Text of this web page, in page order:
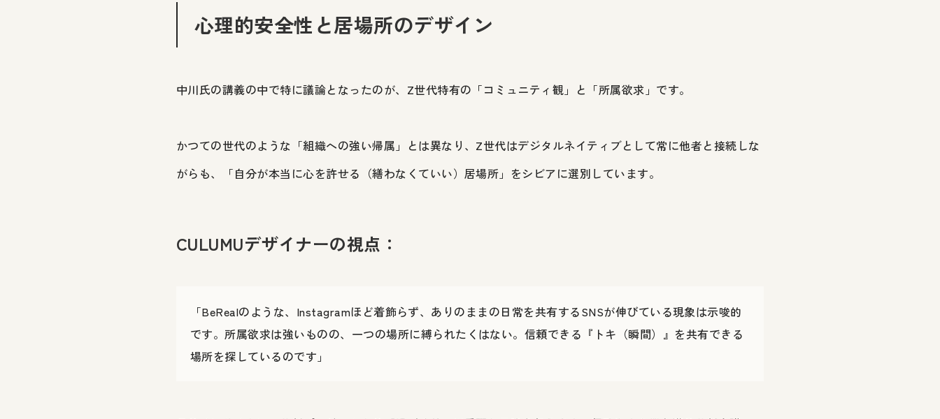
心理的安全性と居場所のデザイン
中川氏の講義の中で特に議論となったのが、Z世代特有の「コミュニティ観」と「所属欲求」です。
かつての世代のような「組織への強い帰属」とは異なり、Z世代はデジタルネイティブとして常に他者と接続しな
がらも、「自分が本当に心を許せる（繕わなくていい）居場所」をシビアに選別しています。
CULUMUデザイナーの視点：
「BeRealのような、Instagramほど着飾らず、ありのままの日常を共有するSNSが伸びている現象は示唆的
です。所属欲求は強いものの、一つの場所に縛られたくはない。信頼できる『トキ（瞬間）』を共有できる
場所を探しているのです」